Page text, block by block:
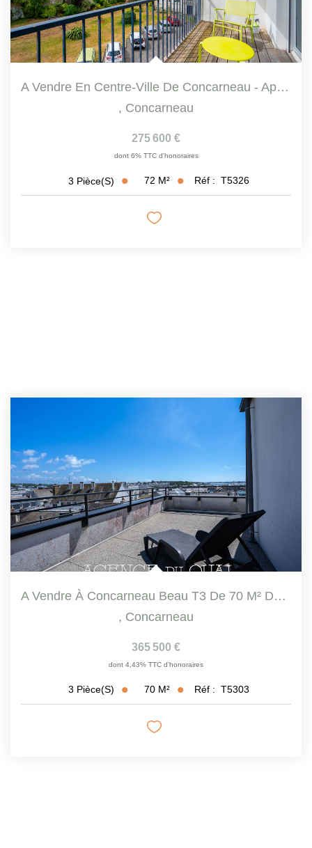
A Vendre En Centre-Ville De Concarneau - Appartement 3...
, Concarneau
275 600 €
dont 6% TTC d'honoraires
3 Pièce(s) 72 M² Réf : T5326
A Vendre À Concarneau Beau T3 De 70 M² Dans Une Résidence...
, Concarneau
365 500 €
dont 4,43% TTC d'honoraires
3 Pièce(s) 70 M² Réf : T5303